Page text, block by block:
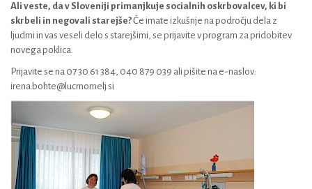
Ali veste, da v Sloveniji primanjkuje socialnih oskrbovalcev, ki bi
skrbeli in negovali starejše?Če imate izkušnje na področju dela z
ljudmi in vas veseli delo s starejšimi, se prijavite v program za pridobitev
novega poklica.
Prijavite se na 07 30 61 384, 040 879 039 ali pišite na e-naslov:
irena.bohte@lucrnomelj.si